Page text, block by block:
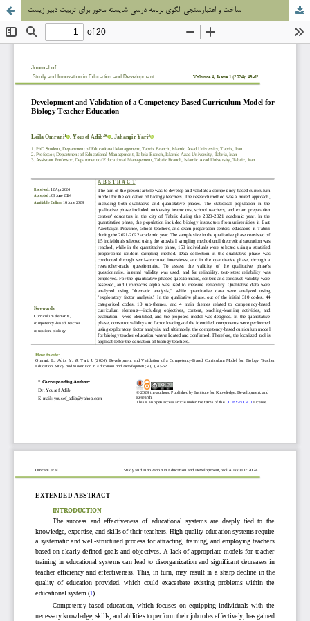
ساخت و اعتبارسنجی الگوی برنامه­ درسی شایسته محور برای تربیت دبیر زیست